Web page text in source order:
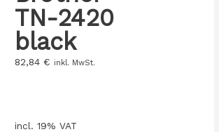
TN-2420
black
82,84 € inkl. MwSt.
incl. 19% VAT